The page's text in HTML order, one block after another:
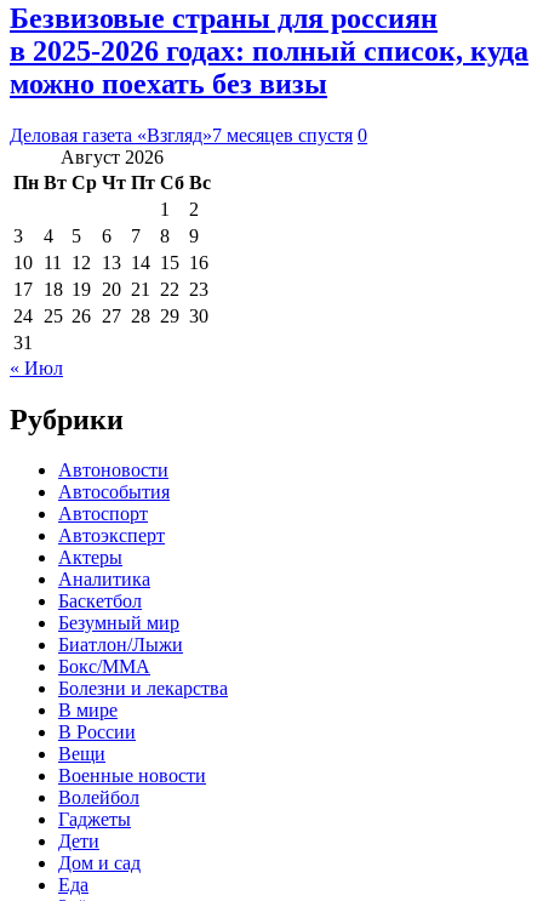
Безвизовые страны для россиян
в 2025-2026 годах: полный список, куда
можно поехать без визы
Деловая газета «Взгляд»7 месяцев спустя 0
Август 2026
Пн Вт Ср Чт Пт Сб Вс
1
2
3
4 5 6 7 8
9
10 11 12 13 14 15 16
17 18 19 20 21 22 23
24 25 26 27 28 29 30
31
« Июл
Рубрики
Автоновости
Автособытия
Автоспорт
Автоэксперт
Актеры
Аналитика
Баскетбол
Безумный мир
Биатлон/Лыжи
Бокс/MMA
Болезни и лекарства
В мире
В России
Вещи
Военные новости
Волейбол
Гаджеты
Дети
Дом и сад
Еда